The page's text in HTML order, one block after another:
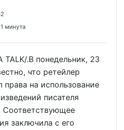
1 минута
TALK/.В понедельник, 23
что ретейлер
права на использование
писателя
Соответствующее
заключила с его